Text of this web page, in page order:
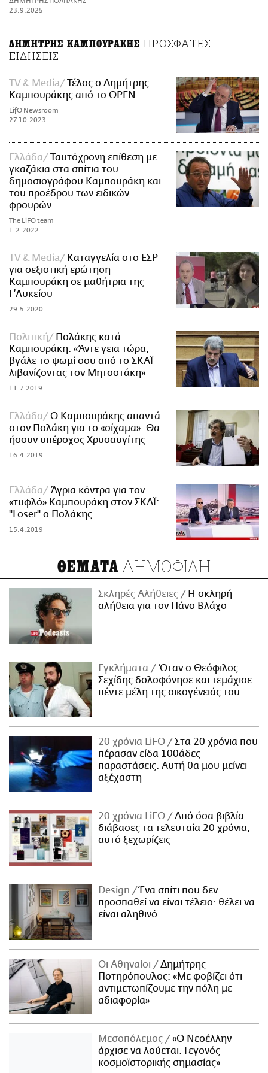
ΑΜΠΑ
23.9.2025
ΔΗΜΗΤΡΗΣ ΚΑΜΠΟΥΡΑΚΗΣ ΠΡΟΣΦΑΤΕΣ
ΕΙΔΗΣΕΙΣ
TV & Media
Τέλος ο Δημήτρης
Καμπουράκης από το OPEN
LifO Newsroom
27.10.2023
Ελλάδα
Ταυτόχρονη επίθεση με
γκαζάκια στα σπίτια του
δημοσιογράφου Καμπουράκη και
του προέδρου των ειδικών
φρουρών
The LiFO team
1.2.2022
TV & Media
Καταγγελία στο ΕΣΡ
για σεξιστική ερώτηση
Καμπουράκη σε μαθήτρια της
Γ’Λυκείου
29.5.2020
Πολιτική
Πολάκης κατά
Καμπουράκη: «Άντε γεια τώρα,
βγάλε το ψωμί σου από το ΣΚΑΪ
λιβανίζοντας τον Μητσοτάκη»
11.7.2019
Ελλάδα
Ο Καμπουράκης απαντά
στον Πολάκη για το «σίχαμα»: Θα
ήσουν υπέροχος Χρυσαυγίτης
16.4.2019
Ελλάδα
Άγρια κόντρα για τον
«τυφλό» Καμπουράκη στον ΣΚΑΪ:
"Loser" ο Πολάκης
15.4.2019
ΘΕΜΑΤΑ ΔΗΜΟΦΙΛΗ
Σκληρές Αλήθειες
H σκληρή
αλήθεια για τον Πάνο Βλάχο
Εγκλήματα
Όταν ο Θεόφιλος
Σεχίδης δολοφόνησε και τεμάχισε
πέντε μέλη της οικογένειάς του
20 χρόνια LiFO
Στα 20 χρόνια που
πέρασαν είδα 100άδες
παραστάσεις. Αυτή θα μου μείνει
αξέχαστη
20 χρόνια LiFO
Από όσα βιβλία
διάβασες τα τελευταία 20 χρόνια,
αυτό ξεχωρίζεις
Design
Ένα σπίτι που δεν
προσπαθεί να είναι τέλειο· θέλει να
είναι αληθινό
Οι Αθηναίοι
Δημήτρης
Ποτηρόπουλος: «Με φοβίζει ότι
αντιμετωπίζουμε την πόλη με
αδιαφορία»
Μεσοπόλεμος
«Ο Νεοέλλην
άρχισε να λούεται. Γεγονός
κοσμοϊστορικής σημασίας»